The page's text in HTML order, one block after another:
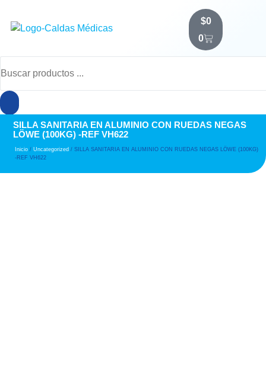
$0
0
SILLA SANITARIA EN ALUMINIO CON RUEDAS NEGAS
LÖWE (100KG) -REF VH622
Inicio / Uncategorized / SILLA SANITARIA EN ALUMINIO CON RUEDAS NEGAS LÖWE (100KG)
-REF VH622